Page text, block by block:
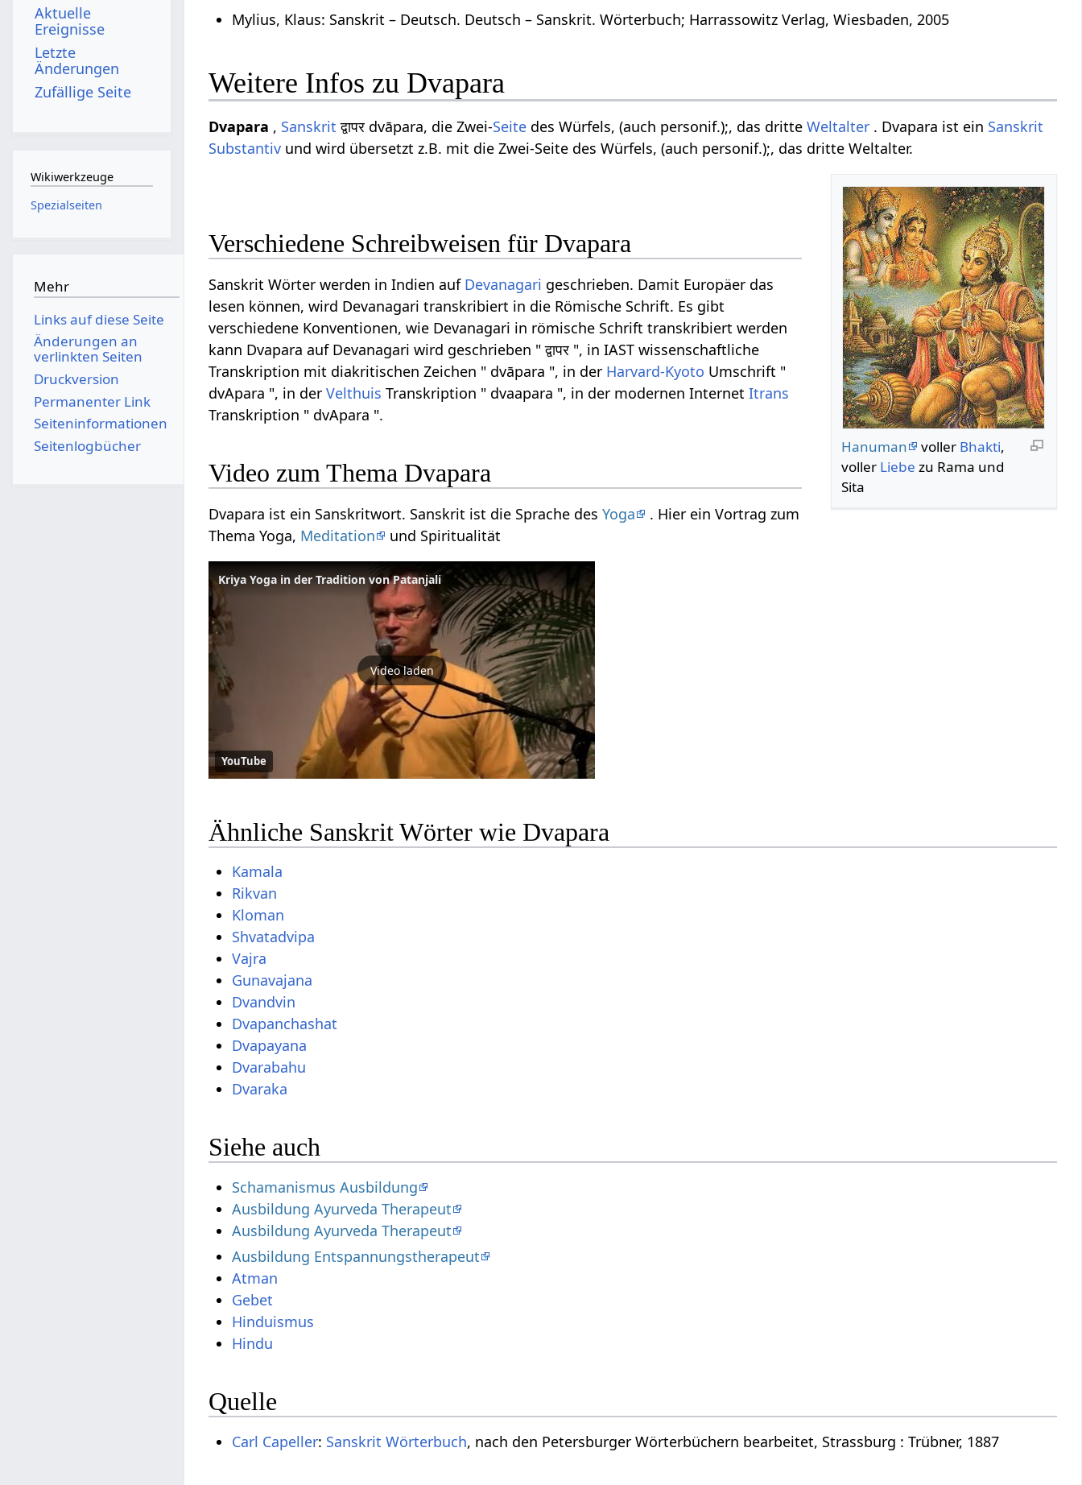
Mylius, Klaus: Sanskrit – Deutsch. Deutsch – Sanskrit. Wörterbuch; Harrassowitz Verlag, Wiesbaden, 2005
Weitere Infos zu Dvapara
Dvapara , Sanskrit द्वापर dvāpara, die Zwei-Seite des Würfels, (auch personif.);, das dritteWeltalter . Dvapara ist ein Sanskrit
Substantiv und wird übersetzt z.B. mit die Zwei-Seite des Würfels, (auch personif.);, das dritte Weltalter.
Hanuman voller Bhakti,
voller Liebe zu Rama und
Sita
Verschiedene Schreibweisen für Dvapara
Sanskrit Wörter werden in Indien auf Devanagari geschrieben. Damit Europäer das
lesen können, wird Devanagari transkribiert in die Römische Schrift. Es gibt
verschiedene Konventionen, wie Devanagari in römische Schrift transkribiert werden
kann Dvapara auf Devanagari wird geschrieben " द्वापर ", in IAST wissenschaftliche
Transkription mit diakritischen Zeichen " dvāpara ", in der Harvard-Kyoto Umschrift "
dvApara ", in derVelthuis Transkription " dvaapara ", in der modernen InternetItrans
Transkription " dvApara ".
Video zum Thema Dvapara
Dvapara ist ein Sanskritwort. Sanskrit ist die Sprache desYoga
. Hier ein Vortrag zum
Thema Yoga, Meditation und Spiritualität
Kriya Yoga in der Tradition von Patanjali
Video laden
YouTube
Ähnliche Sanskrit Wörter wie Dvapara
Kamala
Rikvan
Kloman
Shvatadvipa
Vajra
Gunavajana
Dvandvin
Dvapanchashat
Dvapayana
Dvarabahu
Dvaraka
Siehe auch
Schamanismus Ausbildung
Ausbildung Ayurveda Therapeut
Ausbildung Ayurveda Therapeut
Ausbildung Entspannungstherapeut
Atman
Gebet
Hinduismus
Hindu
Quelle
Carl Capeller: Sanskrit Wörterbuch, nach den Petersburger Wörterbüchern bearbeitet, Strassburg : Trübner, 1887
Aktuelle
Ereignisse
Letzte
Änderungen
Zufällige Seite
Wikiwerkzeuge
Spezialseiten
Mehr
Links auf diese Seite
Änderungen an
verlinkten Seiten
Druckversion
Permanenter Link
Seiten­­informationen
Seitenlogbücher